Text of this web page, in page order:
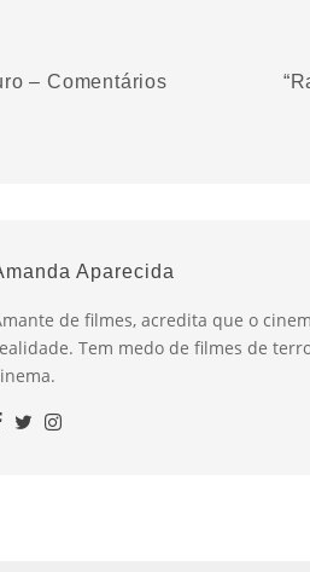
– Comentários
Aparecida
de filmes, acredita que o
Tem medo de filmes de